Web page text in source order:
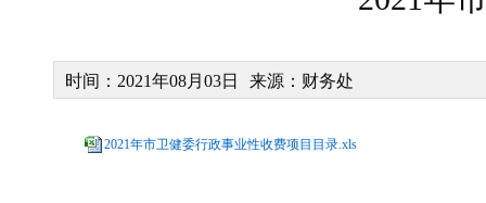
时间：2021年08月03日 来源：财务处
2021年市卫健委行政事业性收费项目目录.xls